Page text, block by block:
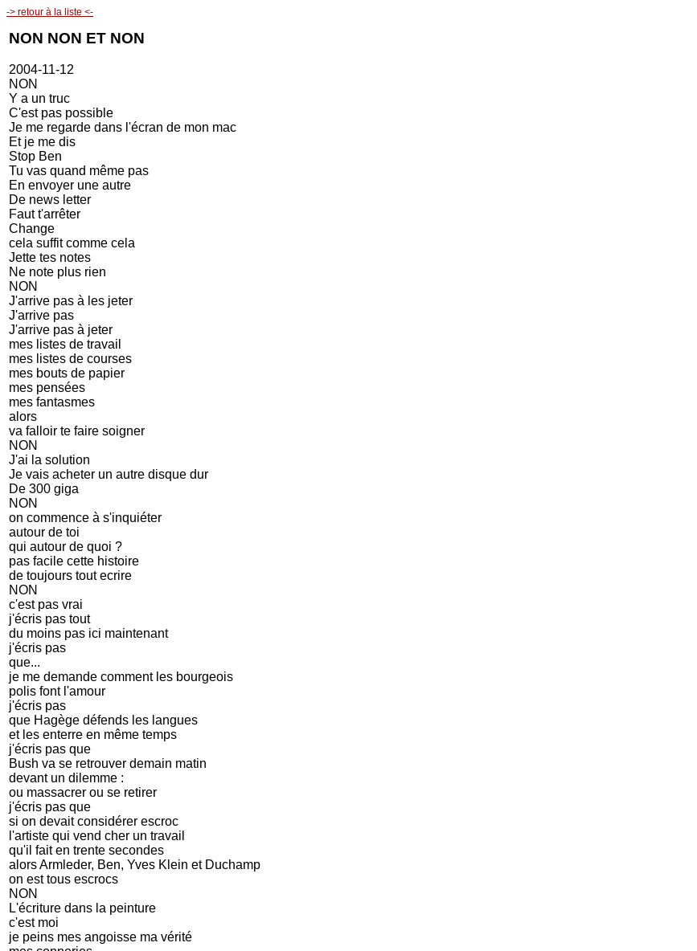
-> retour à la liste <-
NON NON ET NON
2004-11-12
NON
Y a un truc
C'est pas possible
Je me regarde dans l'écran de mon mac
Et je me dis
Stop Ben
Tu vas quand même pas
En envoyer une autre
De news letter
Faut t'arrêter
Change
cela suffit comme cela
Jette tes notes
Ne note plus rien
NON
J'arrive pas à les jeter
J'arrive pas
J'arrive pas à jeter
mes listes de travail
mes listes de courses
mes bouts de papier
mes pensées
mes fantasmes
alors
va falloir te faire soigner
NON
J'ai la solution
Je vais acheter un autre disque dur
De 300 giga
NON
on commence à s'inquiéter
autour de toi
qui autour de quoi ?
pas facile cette histoire
de toujours tout ecrire
NON
c'est pas vrai
j'écris pas tout
du moins pas ici maintenant
j'écris pas
que...
je me demande comment les bourgeois
polis font l'amour
j'écris pas
que Hagège défends les langues
et les enterre en même temps
j'écris pas que
Bush va se retrouver demain matin
devant un dilemme :
ou massacrer ou se retirer
j'écris pas que
si on devait considérer escroc
l'artiste qui vend cher un travail
qu'il fait en trente secondes
alors Armleder, Ben, Yves Klein et Duchamp
on est tous escrocs
NON
L'écriture dans la peinture
c'est moi
je peins mes angoisse ma vérité